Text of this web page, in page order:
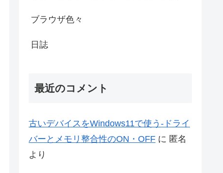
ブラウザ色々
日誌
最近のコメント
古いデバイスをWindows11で使う-ドライ
バーとメモリ整合性のON・OFF に 匿名
より